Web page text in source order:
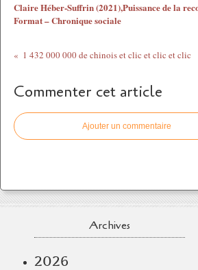
Claire Héber-Suffrin (2021),Puissance de la
Format – Chronique sociale
1 432 000 000 de chinois et clic et clic et clic
Commenter cet article
Ajouter un commentaire
Archives
2026